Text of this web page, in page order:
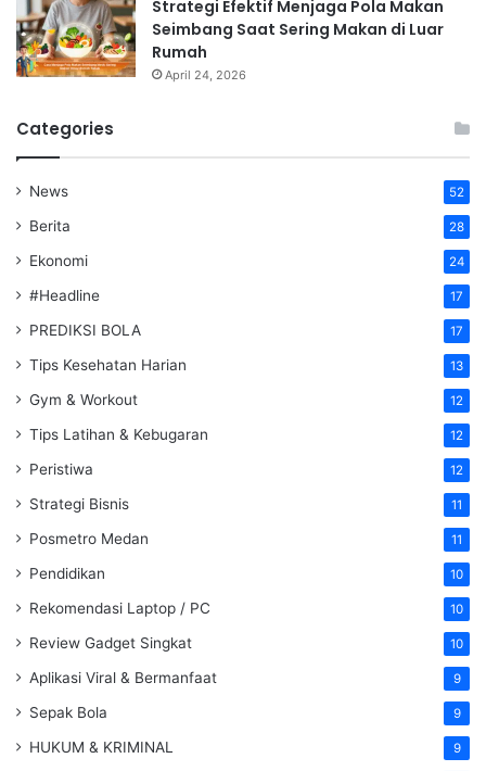
Strategi Efektif Menjaga Pola Makan
Seimbang Saat Sering Makan di Luar
Rumah
April 24, 2026
Categories
News 52
Berita 28
Ekonomi 24
#Headline 17
PREDIKSI BOLA 17
Tips Kesehatan Harian 13
Gym & Workout 12
Tips Latihan & Kebugaran 12
Peristiwa 12
Strategi Bisnis 11
Posmetro Medan 11
Pendidikan 10
Rekomendasi Laptop / PC 10
Review Gadget Singkat 10
Aplikasi Viral & Bermanfaat 9
Sepak Bola 9
HUKUM & KRIMINAL 9